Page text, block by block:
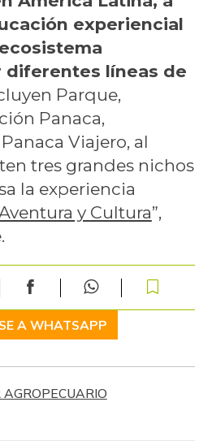
experiencial
diferentes líneas de
Parque,
Panaca,
Viajero, al
tres grandes nichos
la experiencia
y Cultura”,
A WHATSAPP
AGROPECUARIO